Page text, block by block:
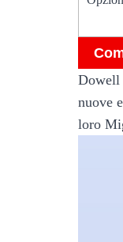
Dowell
nuove
loro